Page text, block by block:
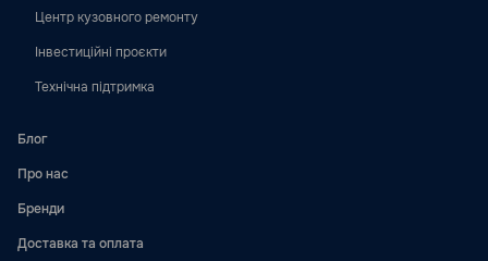
Центр кузовного ремонту
Інвестиційні проєкти
Технічна підтримка
Блог
Про нас
Бренди
Доставка та оплата